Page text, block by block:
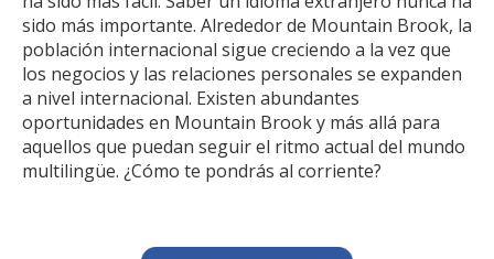
sido más importante. Alrededor de Mountain Brook, la
población internacional sigue creciendo a la vez que
los negocios y las relaciones personales se expanden
a nivel internacional. Existen abundantes
oportunidades en Mountain Brook y más allá para
aquellos que puedan seguir el ritmo actual del mundo
multilingüe. ¿Cómo te pondrás al corriente?